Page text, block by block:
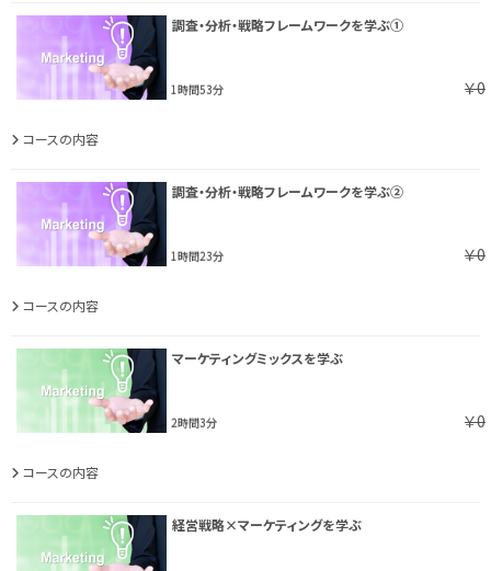
調査・分析・戦略フレームワークを学ぶ①
1時間53分 ￥0
コースの内容
調査・分析・戦略フレームワークを学ぶ②
1時間23分 ￥0
コースの内容
マーケティングミックスを学ぶ
2時間3分 ￥0
コースの内容
経営戦略×マーケティングを学ぶ